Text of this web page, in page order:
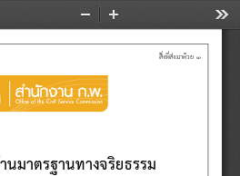
Zoom
นมาตรฐานทางจริยธรรม
สิ่งที่ส่งมาด้วย ๑